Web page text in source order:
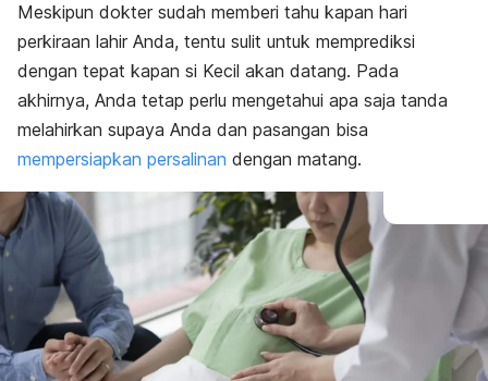
Meskipun dokter sudah memberi tahu kapan hari
perkiraan lahir Anda, tentu sulit untuk memprediksi
dengan tepat kapan si Kecil akan datang. Pada
akhirnya, Anda tetap perlu mengetahui apa saja tanda
melahirkan supaya Anda dan pasangan bisa
mempersiapkan persalinan dengan matang.